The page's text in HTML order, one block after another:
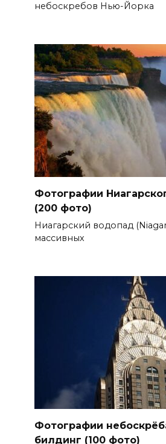
небоскребов Нью-Йорка
Фотографии
(200 фото)
Ниагарский водопад
массивных
Фотографии
билдинг (100 фото)